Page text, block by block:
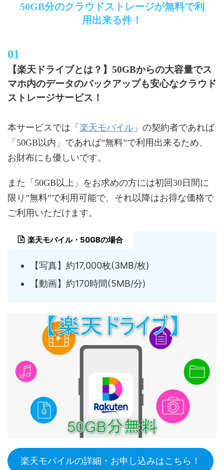
50GB分のクラウドストレージが無料で利
用出来る件！
【楽天ドライブとは？】50GBからの大容量でス
マホ内のデータのバックアップも安心なクラウド
ストレージサービス！
本サービスでは「 楽天モバイル 」の契約者であれば
「50GB以内」であれば”無料”で利用出来るため、
お財布にも優しいです。
また「50GB以上」をお求めの方には初回30日間に
限り”無料”で利用可能で、それ以降はお得な価格で
ご利用いただけます。
楽天モバイル・50GBの場合
【写真】約17,000枚(3MB/枚)
【動画】約170時間(5MB/分)
楽天モバイルの詳細・お申し込みはこちら！